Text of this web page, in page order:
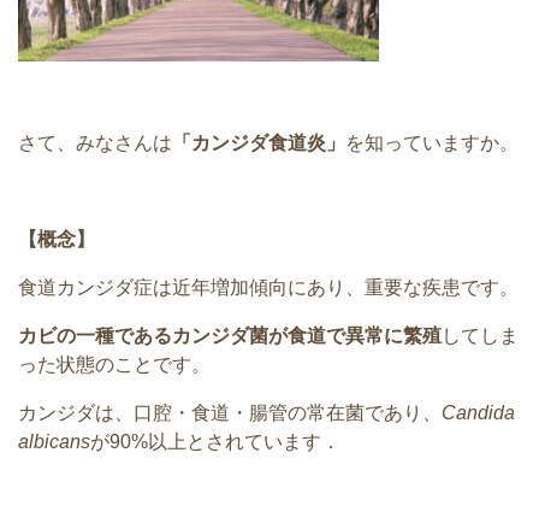
さて、みなさんは 「カンジダ食道炎」 を知っていますか。
【概念】
食道カンジダ症は近年増加傾向にあり、重要な疾患です。
カビの一種であるカンジダ菌が食道で異常に繁殖してしま
った状態のことです。
カンジダは、口腔・食道・腸管の常在菌であり、 Candida
albicansが90%以上とされています．